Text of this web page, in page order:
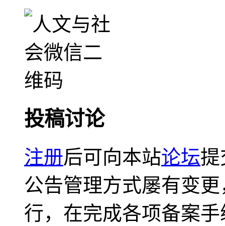
投稿讨论
注册后可向本站论坛提
公告管理方式屡有变
行，在完成各项备案